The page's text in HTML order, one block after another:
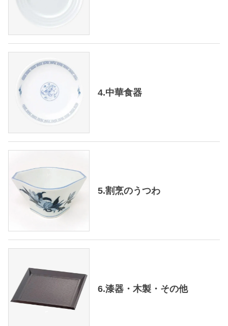
4.中華食器
5.割烹のうつわ
6.漆器・木製・その他